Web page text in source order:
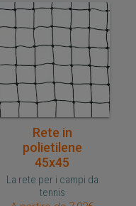
Acquisto veloce
Rete in
polietilene
45x45
La rete per i campi da
tennis